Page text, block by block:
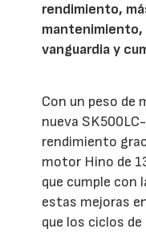
rendimiento,
mantenimiento,
vanguardia y
Con un peso de
nueva
rendimiento
motor Hino de
que cumple con
estas mejoras
que los ciclos